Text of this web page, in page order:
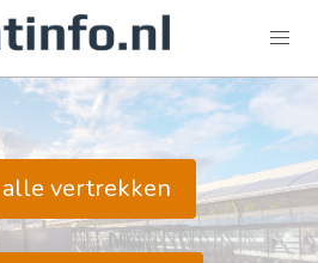
vertrekken